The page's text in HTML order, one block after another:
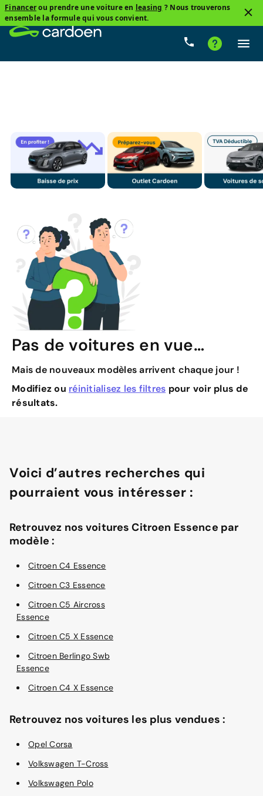
Financerou prendre une voiture en leasing ? Nous trouverons
ensemble la formule qui vous convient.
Prix Boîte de
Pas de voitures en vue…
Mais de nouveaux modèles arrivent chaque jour !
Modifiez ou réinitialisez les filtres pour voir plus de
résultats.
Voici d’autres recherches qui
pourraient vous intéresser :
Retrouvez nos voitures Citroen Essence par
modèle :
Citroen C4 Essence
Citroen C3 Essence
Citroen C5 Aircross
Essence
Citroen C5 X Essence
Citroen Berlingo Swb
Essence
Citroen C4 X Essence
Retrouvez nos voitures les plus vendues :
Opel Corsa
Volkswagen T-Cross
Volkswagen Polo